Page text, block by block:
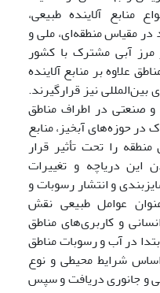
(8). وجود انواع منابع آلاینده طبیعی،
مقیاس منطقه‌ای، ملی و
مرز آبی مشترک با کشور
علاوه بر منابع آلاینده
بین‌المللی نیز قرارگیرند.
و صنعتی در اطراف مناطق
حوزه‌های آبخیز، منابع
را تحت تأثیر قرار
بودن این دریاچه و تغییرات
و انتشار رسوبات و
عوامل طبیعی نقش
جوامع انسانی و کاربری‌های مناطق
در آب و رسوبات مناطق
شرایط محیطی و نوع
و جانوری دریافت و سپس